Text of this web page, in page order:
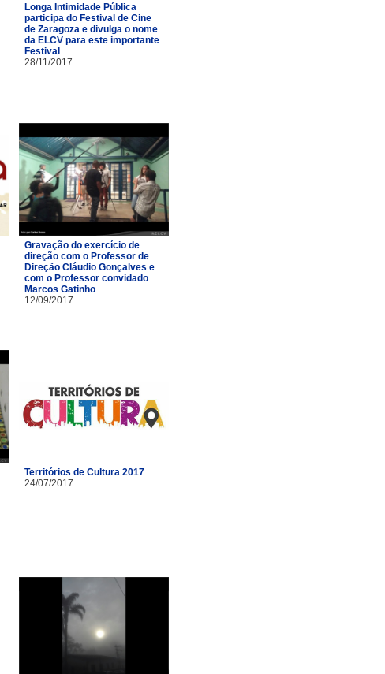
Longa Intimidade Pública
participa do Festival de Cine
de Zaragoza e divulga o nome
da ELCV para este importante
Festival
28/11/2017
Gravação do exercício de
direção com o Professor de
Direção Cláudio Gonçalves e
com o Professor convidado
Marcos Gatinho
12/09/2017
Territórios de Cultura 2017
24/07/2017